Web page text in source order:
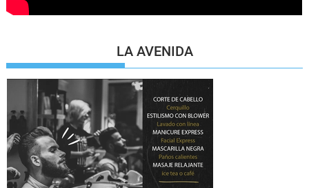
LA AVENIDA